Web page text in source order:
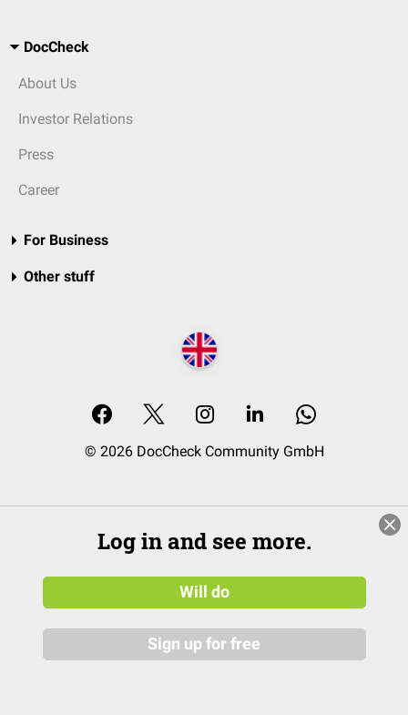
DocCheck
About Us
Investor Relations
Press
Career
For Business
Other stuff
© 2026 DocCheck Community GmbH
Log in and see more.
Will do
Sign up for free